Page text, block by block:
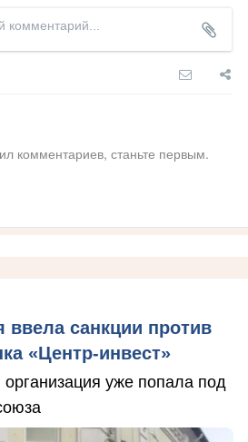
комментариев, станьте первым.
ввела санкции против
«Центр-инвест»
уже попала под